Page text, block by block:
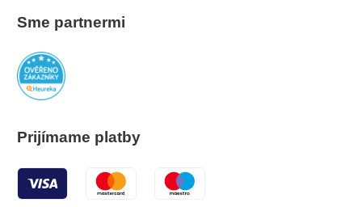
Sme partnermi
Prijímame platby